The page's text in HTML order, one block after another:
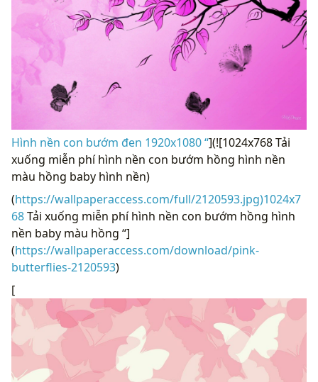
Hình nền con bướm đen 1920x1080 “](![1024x768 Tải
xuống miễn phí hình nền con bướm hồng hình nền
màu hồng baby hình nền)
(https://wallpaperaccess.com/full/2120593.jpg)1024x7
68Tải xuống miễn phí hình nền con bướm hồng hình
nền baby màu hồng “]
(https://wallpaperaccess.com/download/pink-
butterflies-2120593)
[